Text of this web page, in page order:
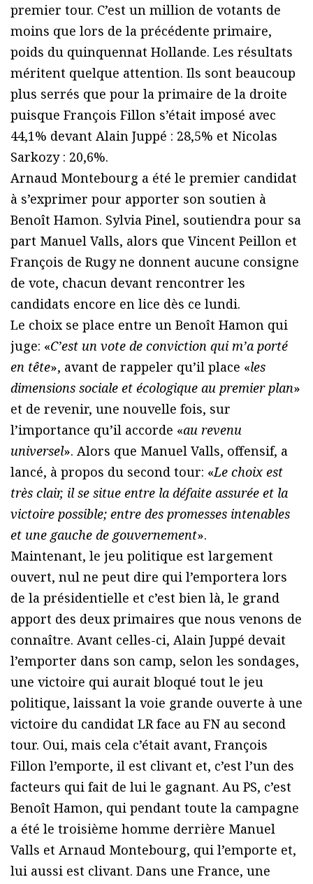
premier tour. C’est un million de votants de
moins que lors de la précédente primaire,
poids du quinquennat Hollande. Les résultats
méritent quelque attention. Ils sont beaucoup
plus serrés que pour la primaire de la droite
puisque François Fillon s’était imposé avec
44,1% devant Alain Juppé : 28,5% et Nicolas
Sarkozy : 20,6%.
Arnaud Montebourg a été le premier candidat
à s’exprimer pour apporter son soutien à
Benoît Hamon. Sylvia Pinel, soutiendra pour sa
part Manuel Valls, alors que Vincent Peillon et
François de Rugy ne donnent aucune consigne
de vote, chacun devant rencontrer les
candidats encore en lice dès ce lundi.
Le choix se place entre un Benoît Hamon qui
juge: «C’est un vote de conviction qui m’a porté
en tête», avant de rappeler qu’il place «les
dimensions sociale et écologique au premier plan»
et de revenir, une nouvelle fois, sur
l’importance qu’il accorde «au revenu
universel». Alors que Manuel Valls, offensif, a
lancé, à propos du second tour: «Le choix est
très clair, il se situe entre la défaite assurée et la
victoire possible; entre des promesses intenables
et une gauche de gouvernement».
Maintenant, le jeu politique est largement
ouvert, nul ne peut dire qui l’emportera lors
de la présidentielle et c’est bien là, le grand
apport des deux primaires que nous venons de
connaître. Avant celles-ci, Alain Juppé devait
l’emporter dans son camp, selon les sondages,
une victoire qui aurait bloqué tout le jeu
politique, laissant la voie grande ouverte à une
victoire du candidat LR face au FN au second
tour. Oui, mais cela c’était avant, François
Fillon l’emporte, il est clivant et, c’est l’un des
facteurs qui fait de lui le gagnant. Au PS, c’est
Benoît Hamon, qui pendant toute la campagne
a été le troisième homme derrière Manuel
Valls et Arnaud Montebourg, qui l’emporte et,
lui aussi est clivant. Dans une France, une